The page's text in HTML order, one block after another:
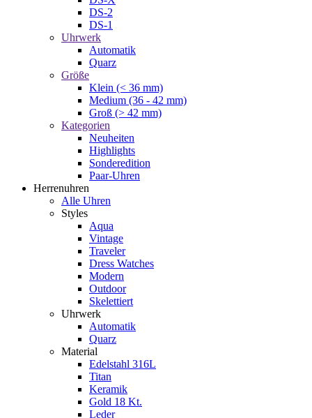
DS-2
DS-1
Uhrwerk
Automatik
Quarz
Größe
Klein (< 36 mm)
Medium (36 - 42 mm)
Groß (> 42 mm)
Kategorien
Neuheiten
Highlights
Sonderedition
Paar-Uhren
Herrenuhren
Alle Uhren
Styles
Aqua
Vintage
Traveler
Dress Watches
Modern
Outdoor
Skelettiert
Uhrwerk
Automatik
Quarz
Material
Edelstahl 316L
Titan
Keramik
Gold 18 Kt.
Leder